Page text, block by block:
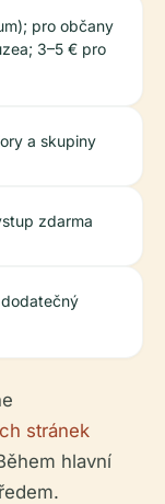
pro občany
3–5 € pro
a skupiny
zdarma
stránek
hlavní